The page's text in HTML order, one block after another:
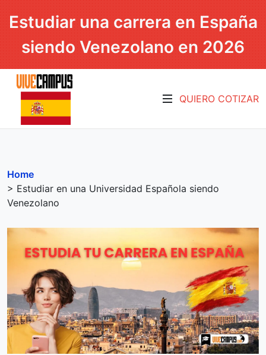
Estudiar una carrera en España
siendo Venezolano en 2026
QUIERO COTIZAR
Home
> Estudiar en una Universidad Española siendo
Venezolano